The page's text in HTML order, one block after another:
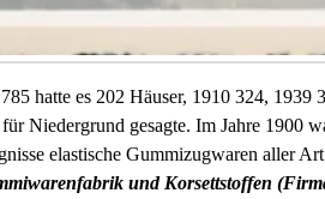
hatte es 202 Häuser, 1910 324,
Niedergrund gesagte. Im Jahre 1900
elastische Gummizugwaren aller
und Korsettstoffen